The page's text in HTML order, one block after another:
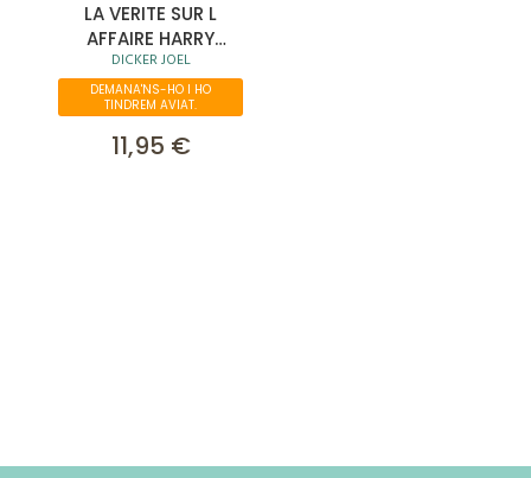
LA VERITE SUR L
AFFAIRE HARRY
QUBERT
DICKER JOEL
DEMANA'NS-HO I HO
TINDREM AVIAT.
11,95 €